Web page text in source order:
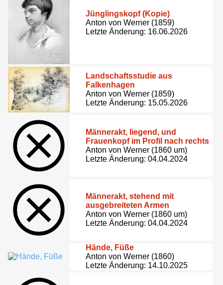
Jünglingskopf (Kopie)
Anton von Werner (1859)
Letzte Änderung: 16.06.2026
Landschaftsstudie aus
Falkenhagen
Anton von Werner (1859)
Letzte Änderung: 15.05.2026
Männerakt, liegend, und
Frauenkopf im Profil nach rechts
Anton von Werner (1860 um)
Letzte Änderung: 04.04.2024
Männerakt, stehend mit
ausgebreiteten Armen
Anton von Werner (1860 um)
Letzte Änderung: 04.04.2024
Hände, Füße
Anton von Werner (1860)
Letzte Änderung: 14.10.2025